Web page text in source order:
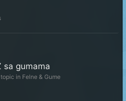
sa gumama
in Felne & Gume